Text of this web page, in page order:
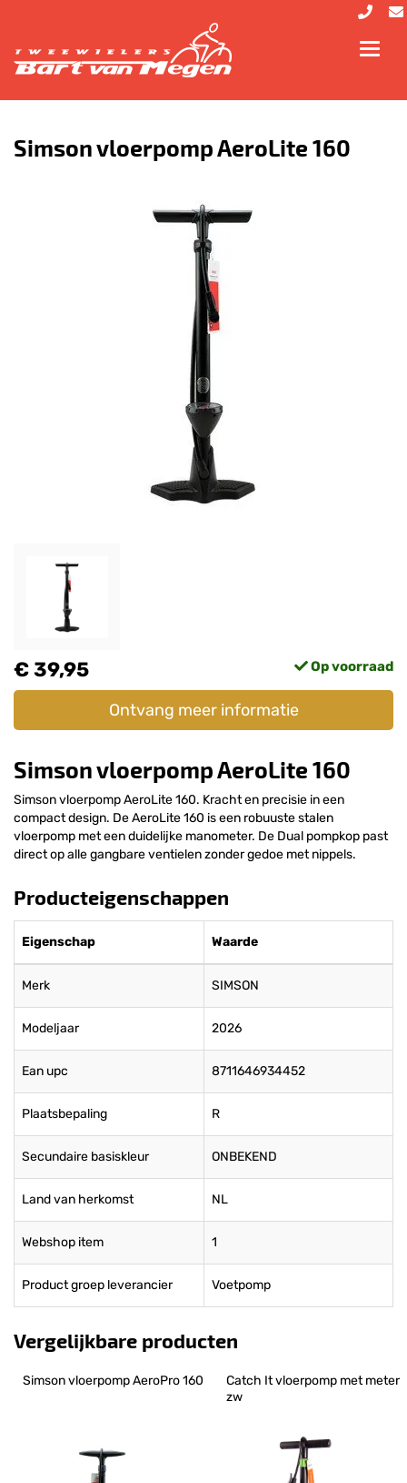
Simson vloerpomp AeroLite 160
€ 39,95 Op voorraad
Ontvang meer informatie
Simson vloerpomp AeroLite 160
Simson vloerpomp AeroLite 160. Kracht en precisie in een
compact design. De AeroLite 160 is een robuuste stalen
vloerpomp met een duidelijke manometer. De Dual pompkop past
direct op alle gangbare ventielen zonder gedoe met nippels.
Producteigenschappen
Eigenschap Waarde
Merk SIMSON
Modeljaar 2026
Ean upc 8711646934452
Plaatsbepaling R
Secundaire basiskleur ONBEKEND
Land van herkomst NL
Webshop item 1
Product groep leverancier Voetpomp
Vergelijkbare producten
Simson vloerpomp AeroPro 160
Catch It vloerpomp met meter
zw